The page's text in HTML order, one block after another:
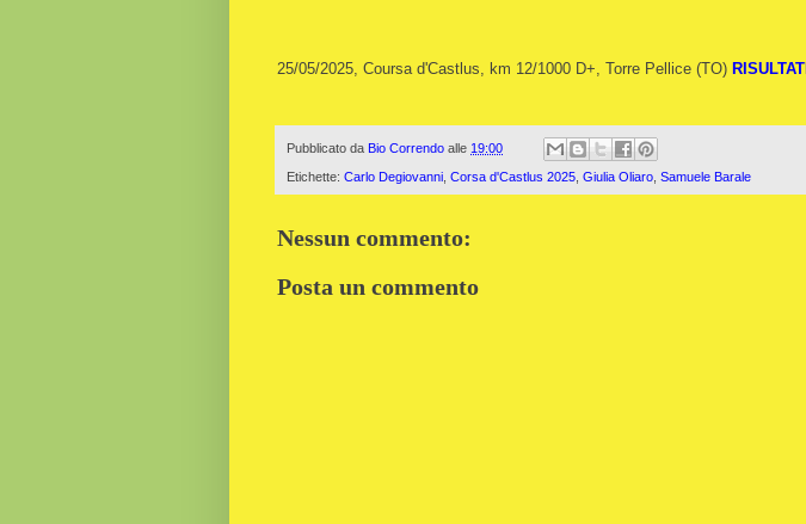
25/05/2025, Coursa d'Castlus, km 12/1000 D+, Torre Pellice (TO) RISULTATI
Pubblicato da Bio Correndo alle 19:00
Etichette: Carlo Degiovanni Corsa d'Castlus 2025 Giulia Oliaro Samuele Barale
Nessun commento:
Posta un commento